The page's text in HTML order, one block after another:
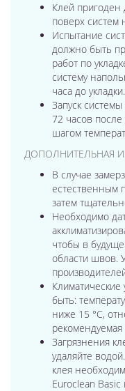
Клей пригоден
поверх систем
Испытание
должно быть
работ по
систему
часа до укладки.
Запуск
72 часов после
шагом
ДОПОЛНИТЕЛЬНАЯ
В случае
естественным
затем
Необходимо
чтобы в
области швов.
быть:
ниже 15 °C,
рекомендуемая
Загрязнения
удаляйте
клея
Euroclean